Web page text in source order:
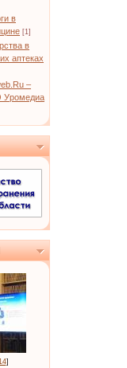
в
[1]
в
аптеках
–
]